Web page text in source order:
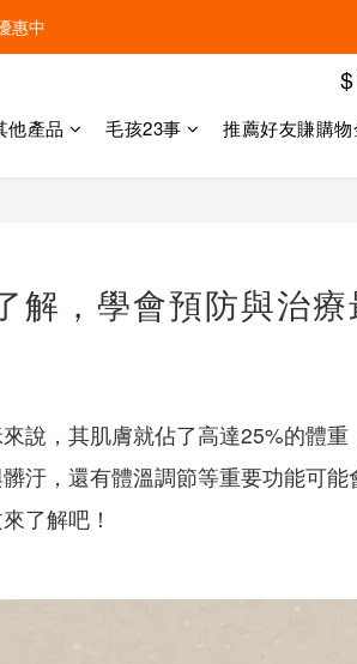
惠中
惠中
惠中
$
他產品 毛孩23事 推薦好友賺購物
，學會預防與治療
說，其肌膚就佔了高達25%的體
汙，還有體溫調節等重要功能可
了解吧！